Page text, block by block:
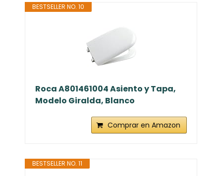
BESTSELLER NO. 10
Roca A801461004 Asiento y Tapa,
Modelo Giralda, Blanco
Comprar en Amazon
BESTSELLER NO. 11